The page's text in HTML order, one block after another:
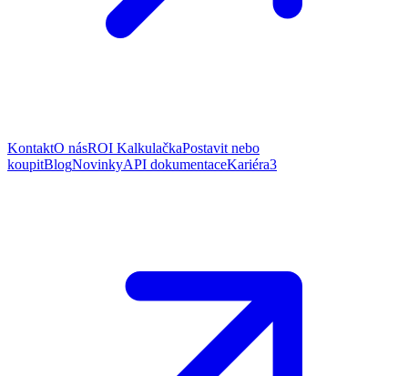
KontaktO násROI KalkulačkaPostavit nebo
koupitBlogNovinkyAPI dokumentaceKariéra3